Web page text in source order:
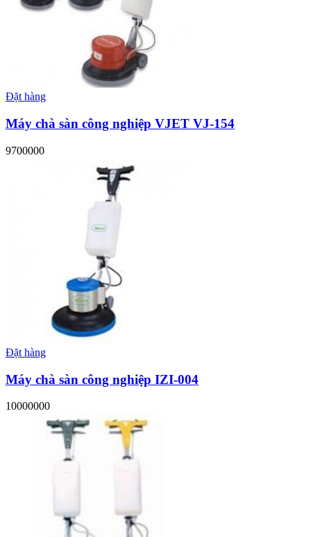
Đặt hàng
Máy chà sàn công nghiệp VJET VJ-154
9700000
Đặt hàng
Máy chà sàn công nghiệp IZI-004
10000000